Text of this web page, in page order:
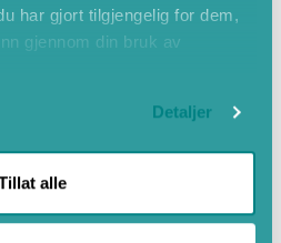
har gjort tilgjengelig for dem,
gjennom din bruk av
Detaljer
alle